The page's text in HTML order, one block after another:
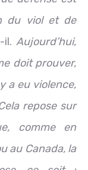
du viol et de
il.Aujourd’hui,
doit prouver,
a eu violence,
repose sur
comme en
au Canada, la